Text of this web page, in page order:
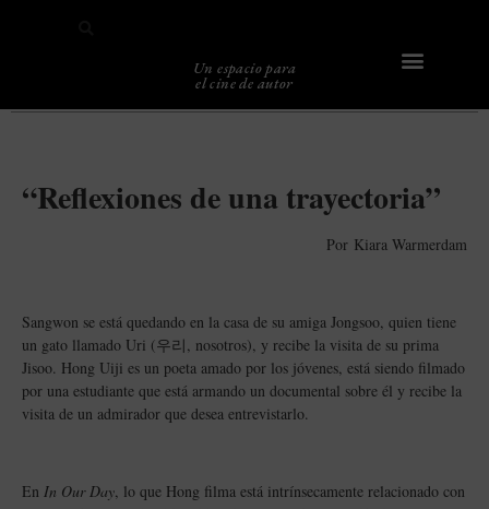
Un espacio para
el cine de autor
“Reflexiones de una trayectoria”
Por Kiara Warmerdam
Sangwon se está quedando en la casa de su amiga Jongsoo, quien tiene
un gato llamado Uri (우리, nosotros), y recibe la visita de su prima
Jisoo. Hong Uiji es un poeta amado por los jóvenes, está siendo filmado
por una estudiante que está armando un documental sobre él y recibe la
visita de un admirador que desea entrevistarlo.
En In Our Day , lo que Hong filma está intrínsecamente relacionado con